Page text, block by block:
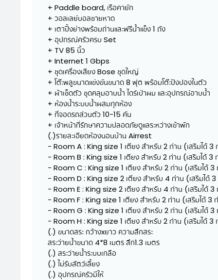
+ Paddle board, เรือคายัก
+ วอลเลย์บอลชายหาด
+ เตาปิ้งย่างพร้อมถ่านและฟรีน้ำแข็ง 1 ถัง
+ อุปกรณ์ครัวครบ Set
+ TV 85 นิ้ว
+ Internet 1 Gbps
+ ชุดเครื่องเสียง Bose ชุดใหญ่
+ โต๊ะพลูขนาดแข่งขันขนาด 8 ฟุต พร้อมโต๊ะปิงปองในตัว
+ ผ้าเช็ดตัว ชุดคลุมอาบน้ำ ไดร์เป่าผม และอุปกรณ์อาบน้ำ
+ ห้องน้ำระบบน้ำผสมทุกห้อง
+ ที่จอดรถส่วนตัว 10-15 คัน
+ เจ้าหน้าที่รักษาความปลอดภัยดูแลระหว่างเข้าพัก
(.)รายละเอียดห้องนอนบ้าน Airrest
- Room A : King size 1 เตียง สำหรับ 2 ท่าน (เสริมได้ 3
- Room B : King size 1 เตียง สำหรับ 2 ท่าน (เสริมได้ 3
- Room C : King size 1 เตียง สำหรับ 2 ท่าน (เสริมได้ 3
- Room D : King size 2 เตียง สำหรับ 4 ท่าน (เสริมได้
- Room E : King size 2 เตียง สำหรับ 4 ท่าน (เสริมได้ 3
- Room F : King size 1 เตียง สำหรับ 2 ท่าน (เสริมได้ 3
- Room G : King size 1 เตียง สำหรับ 2 ท่าน (เสริมได้ 3
- Room H : King size 1 เตียง สำหรับ 2 ท่าน (เสริมได้ 3
(.) ขนาดสระ กว้างxยาว ความลึกสระ
สระว่ายน้ำขนาด 4*8 เมตร ลึก1.3 เมตร
(.) สระว่ายน้ำระบบเกลือ
(.) ไม่รับสัตว์เลี้ยง
(.) อุปกรณ์ครัวมีให้